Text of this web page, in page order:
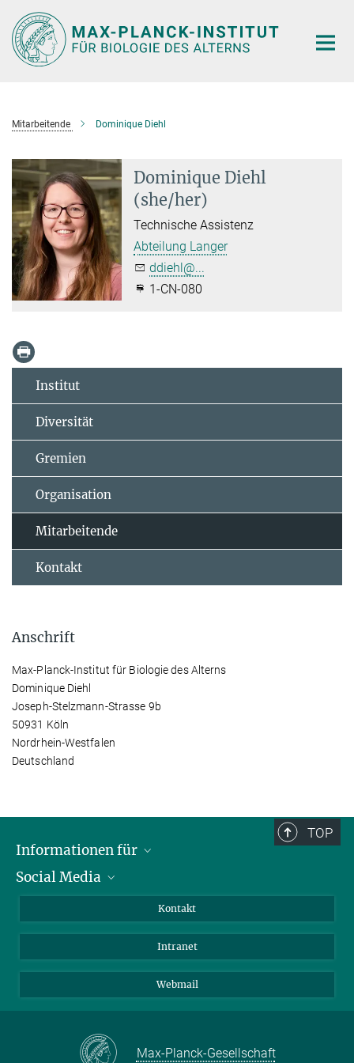
Hauptinhalt
Mitarbeitende Dominique Diehl
Dominique Diehl
(she/her)
Technische Assistenz
Abteilung Langer
ddiehl@...
1-CN-080
Institut
Diversität
Gremien
Organisation
Mitarbeitende
Kontakt
Anschrift
Max-Planck-Institut für Biologie des Alterns
Dominique Diehl
Joseph-Stelzmann-Strasse 9b
50931 Köln
Nordrhein-Westfalen
Deutschland
TOP
Informationen für
Bewerbende
Social Media
YouTube
Kontakt
Intranet
Webmail
Max-Planck-Gesellschaft